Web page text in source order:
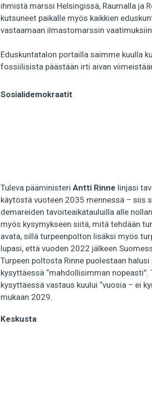
ihmistä marssi Helsingissä, Raumalla ja
kutsuneet paikalle myös kaikkien
vastaamaan ilmastomarssin
Eduskuntatalon portailla saimme kuulla
fossiilisista päästään irti aivan
Sosialidemokraatit
Tuleva pääministeri Antti Rinne linjasi
käytöstä vuoteen 2035 mennessä – siis
demareiden tavoiteaikatauluilla alle
myös kysymykseen siitä, mitä tehdään
avata, sillä turpeenpolton lisäksi myös
lupasi, että vuoden 2022 jälkeen
Turpeen poltosta Rinne puolestaan
kysyttäessä “mahdollisimman
kysyttäessä vastaus kuului “vuosia – ei
mukaan 2029.
Keskusta